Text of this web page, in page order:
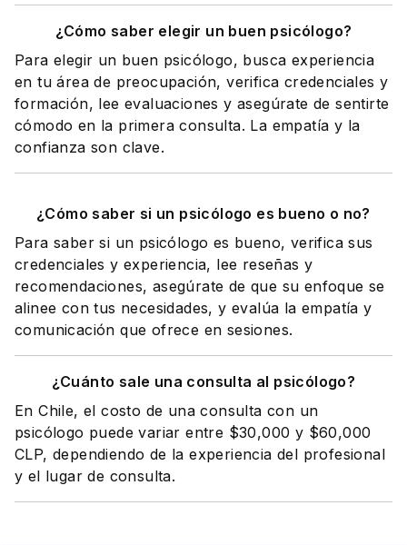
¿Cómo saber elegir un buen psicólogo?
Para elegir un buen psicólogo, busca experiencia
en tu área de preocupación, verifica credenciales y
formación, lee evaluaciones y asegúrate de sentirte
cómodo en la primera consulta. La empatía y la
confianza son clave.
¿Cómo saber si un psicólogo es bueno o no?
Para saber si un psicólogo es bueno, verifica sus
credenciales y experiencia, lee reseñas y
recomendaciones, asegúrate de que su enfoque se
alinee con tus necesidades, y evalúa la empatía y
comunicación que ofrece en sesiones.
¿Cuánto sale una consulta al psicólogo?
En Chile, el costo de una consulta con un
psicólogo puede variar entre $30,000 y $60,000
CLP, dependiendo de la experiencia del profesional
y el lugar de consulta.